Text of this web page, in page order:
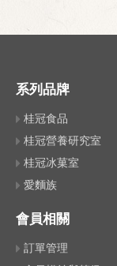
系列品牌
桂冠食品
桂冠營養研究室
桂冠冰菓室
愛麵族
會員相關
訂單管理